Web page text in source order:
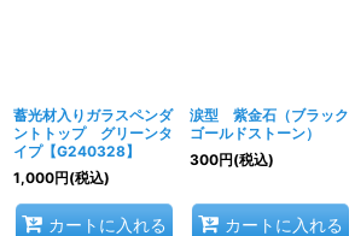
蓄光材入りガラスペンダ
ントトップ グリーンタ
イプ【G240328】
1,000円(税込)
カートに入れる
涙型 紫金石（ブラック
ゴールドストーン）
300円(税込)
カートに入れる